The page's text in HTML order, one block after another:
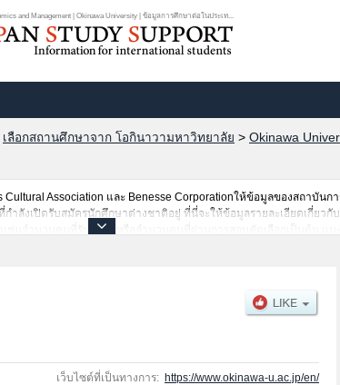
and Management | Okinawa University | ข้อมูลการศึกษาต่อในประเท...
เลือกสถานศึกษาจาก โอกินาวามหาวิทยาลัย > Okinawa
Cultural Association และ Benesse Corporationให้ข้อมูลของสถาบั
งเปิดรับสมัครนักศึกษาต่างชาติอยู่ ที่นี่จะให้ข้อมูลรายละเอียดเกี่ยวกั
ช่นจำนวนคนที่รับสมัครหรือจำนวนคนที่ผ่านการสอบคัดเลือกเป็นต้น,แน
เว็บไซต์ที่เป็นทางการ: https://www.okinawa-u.ac.jp/en/